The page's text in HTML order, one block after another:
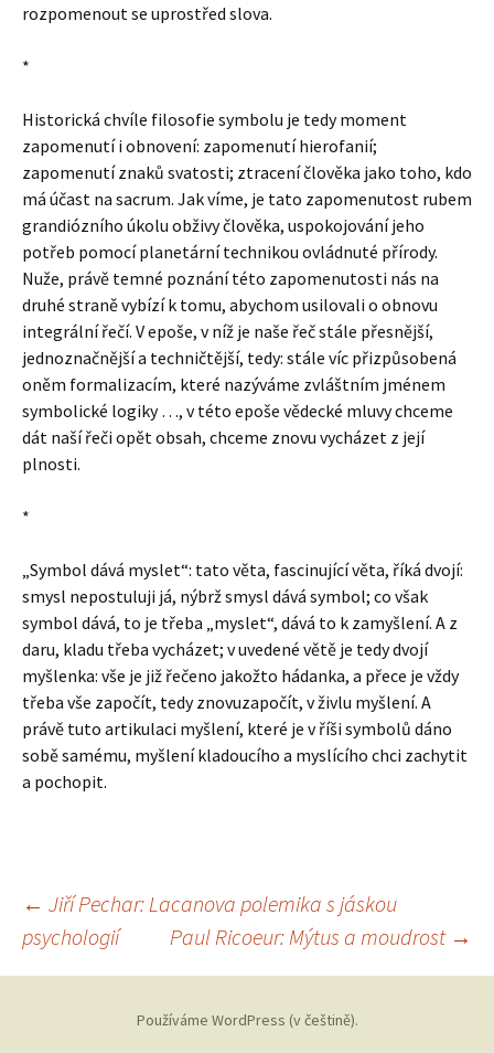
rozpomenout se uprostřed slova.
*
Historická chvíle filosofie symbolu je tedy moment
zapomenutí i obnovení: zapomenutí hierofanií;
zapomenutí znaků svatosti; ztracení člověka jako toho, kdo
má účast na sacrum. Jak víme, je tato zapomenutost rubem
grandiózního úkolu obživy člověka, uspokojování jeho
potřeb pomocí planetární technikou ovládnuté přírody.
Nuže, právě temné poznání této zapomenutosti nás na
druhé straně vybízí k tomu, abychom usilovali o obnovu
integrální řečí. V epoše, v níž je naše řeč stále přesnější,
jednoznačnější a techničtější, tedy: stále víc přizpůsobená
oněm formalizacím, které nazýváme zvláštním jménem
symbolické logiky …, v této epoše vědecké mluvy chceme
dát naší řeči opět obsah, chceme znovu vycházet z její
plnosti.
*
„Symbol dává myslet“: tato věta, fascinující věta, říká dvojí:
smysl nepostuluji já, nýbrž smysl dává symbol; co však
symbol dává, to je třeba „myslet“, dává to k zamyšlení. A z
daru, kladu třeba vycházet; v uvedené větě je tedy dvojí
myšlenka: vše je již řečeno jakožto hádanka, a přece je vždy
třeba vše započít, tedy znovuzapočít, v živlu myšlení. A
právě tuto artikulaci myšlení, které je v říši symbolů dáno
sobě samému, myšlení kladoucího a myslícího chci zachytit
a pochopit.
Navigace
pro
← Jiří Pechar: Lacanova polemika s jáskou
psychologií
Paul Ricoeur: Mýtus a moudrost →
Používáme WordPress (v češtině).